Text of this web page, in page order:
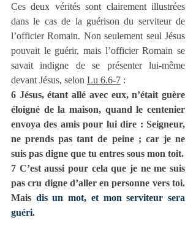
Ces deux vérités sont clairement illustrées
dans le cas de la guérison du serviteur de
l’officier Romain. Non seulement seul Jésus
pouvait le guérir, mais l’officier Romain se
savait indigne de se présenter lui-même
devant Jésus, selon Lu 6.6-7 :
6 Jésus, étant allé avec eux, n’était guère
éloigné de la maison, quand le centenier
envoya des amis pour lui dire : Seigneur,
ne prends pas tant de peine ; car je ne
suis pas digne que tu entres sous mon toit.
7 C’est aussi pour cela que je ne me suis
pas cru digne d’aller en personne vers toi.
Mais dis un mot, et mon serviteur sera
guéri.